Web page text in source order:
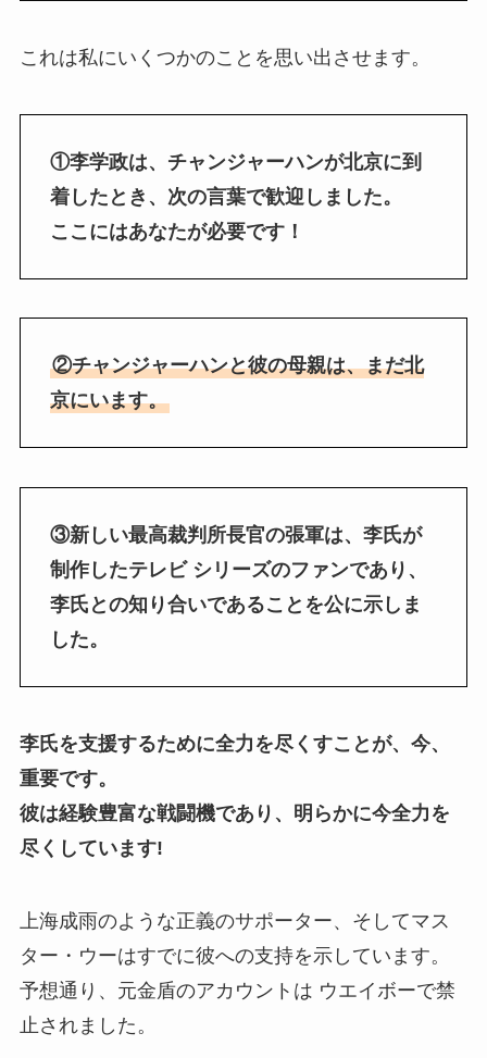
これは私にいくつかのことを思い出させます。
①李学政は、チャンジャーハンが北京に到
着したとき、次の言葉で歓迎しました。
ここにはあなたが必要です！
②チャンジャーハンと彼の母親は、まだ北
京にいます。
③新しい最高裁判所長官の張軍は、李氏が
制作したテレビ シリーズのファンであり、
李氏との知り合いであることを公に示しま
した。
李氏を支援するために全力を尽くすことが、今、
重要です。
彼は経験豊富な戦闘機であり、明らかに今全力を
尽くしています!
上海成雨のような正義のサポーター、そしてマス
ター・ウーはすでに彼への支持を示しています。
予想通り、元金盾のアカウントは ウエイボーで禁
止されました。